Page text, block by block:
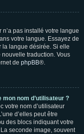
pas installé votre langue
votre langue. Essayez de
la langue désirée. Si elle
nouvelle traduction. Vous
de phpBB®.
nom d’utilisateur ?
votre nom d’utilisateur
d’elles peut être
des blocs indiquant votre
seconde image, souvent